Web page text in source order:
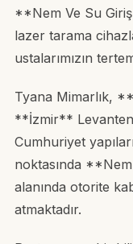
**Nem Ve Su
lazer tarama
ustalarımızın
Tyana Mimarlık,
**İzmir**
Cumhuriyet
noktasında
alanında otorite
atmaktadır.